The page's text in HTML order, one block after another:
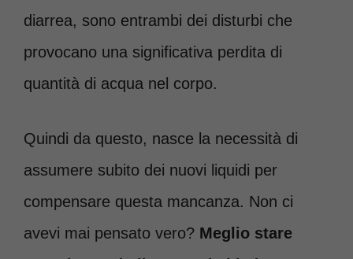
diarrea, sono entrambi dei disturbi che
provocano una significativa perdita di
quantità di acqua nel corpo.
Quindi da questo, nasce la necessità di
assumere subito dei nuovi liquidi per
compensare questa mancanza. Non ci
avevi mai pensato vero? Meglio stare